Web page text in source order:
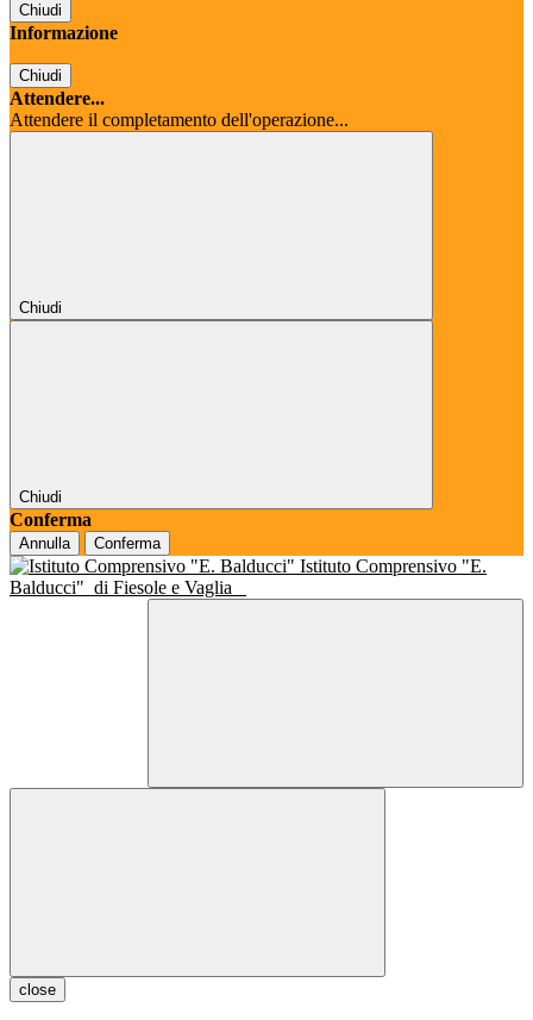
Chiudi
Informazione
Chiudi
Attendere...
Attendere il completamento dell'operazione...
Chiudi
Chiudi
Conferma
Annulla Conferma
Istituto Comprensivo "E.
Balducci" di Fiesole e Vaglia
close